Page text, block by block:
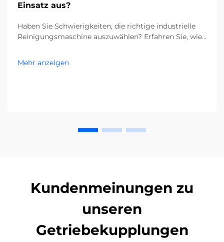
Einsatz aus?
Haben Sie Schwierigkeiten, die richtige industrielle
Reinigungsmaschine auszuwählen? Erfahren Sie, wie
Anlage Ihre Entscheidung beeinflussen. Senken Sie
Kosten und steigern Sie die Effizienz – holen Sie sich
Mehr anzeigen
Kundenmeinungen zu
unseren
Getriebekupplungen